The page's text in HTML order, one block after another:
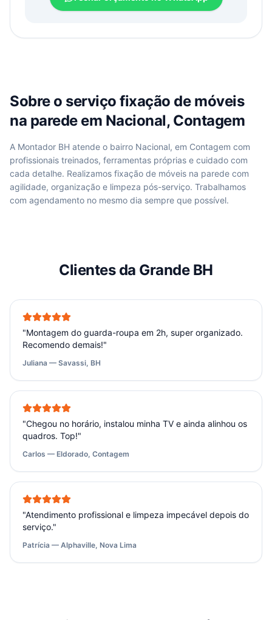
Sobre o serviçofixação de móveis
na paredeem Nacional, Contagem
A Montador BH atende o bairro Nacional, em Contagem com
profissionais treinados, ferramentas próprias e cuidado com
cada detalhe. Realizamos fixação de móveis na parede com
agilidade, organização e limpeza pós-serviço. Trabalhamos
com agendamento no mesmo dia sempre que possível.
Clientes da Grande BH
"Montagem do guarda-roupa em 2h, super organizado.
Recomendo demais!"
Juliana — Savassi, BH
"Chegou no horário, instalou minha TV e ainda alinhou os
quadros. Top!"
Carlos — Eldorado, Contagem
"Atendimento profissional e limpeza impecável depois do
serviço."
Patrícia — Alphaville, Nova Lima